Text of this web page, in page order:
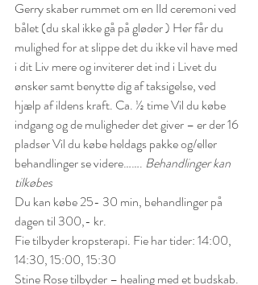
Gerry skaber rummet om en Ild ceremoni ved
bålet (du skal ikke gå på gløder ) Her får du
mulighed for at slippe det du ikke vil have med
i dit Liv mere og inviterer det ind i Livet du
ønsker samt benytte dig af taksigelse, ved
hjælp af ildens kraft. Ca. ½ timeVil du købe
indgang og de muligheder det giver – er der 16
pladserVil du købe heldags pakke og/eller
behandlinger se videre……. Behandlinger kan
tilkøbes
Du kan købe 25- 30 min, behandlinger på
dagen til 300,- kr.
Fie tilbyder kropsterapi. Fie har tider: 14:00,
14:30, 15:00, 15:30
Stine Rose tilbyder – healing med et budskab.